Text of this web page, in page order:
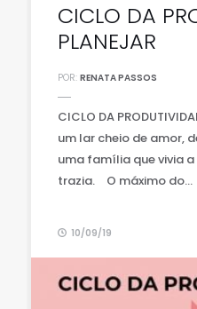
CICLO DA
PLANEJAR
POR: RENATA PASSOS
CICLO DA
um lar cheio de amor,
uma família que vivia
trazia.⠀ O máximo do...
10/09/19